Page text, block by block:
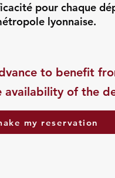
pour chaque
lyonnaise.
to benefit
availability of the
my reservation